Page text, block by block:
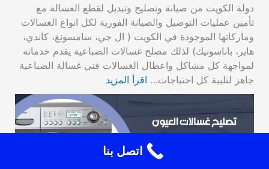
دولة الكويت من صيانة وتصليح وتبديل لقطع الغسالة مع
تأمين عمليات التوصيل والصيانة الفورية لكل انواع الغسالات
وماركاتها الموجودة في الكويت ( ال جي، سامسونغ، كاندي،
هاير، باناسونيك) لذلك مصلح غسالات الضباعية يقدم خدماته
لمواجهة كل مشاكل واعطال الغسالات فني غسالة الضباعية
جاهز لتلبية كل احتياجات… اقرأ المزيد
اتصل بنا